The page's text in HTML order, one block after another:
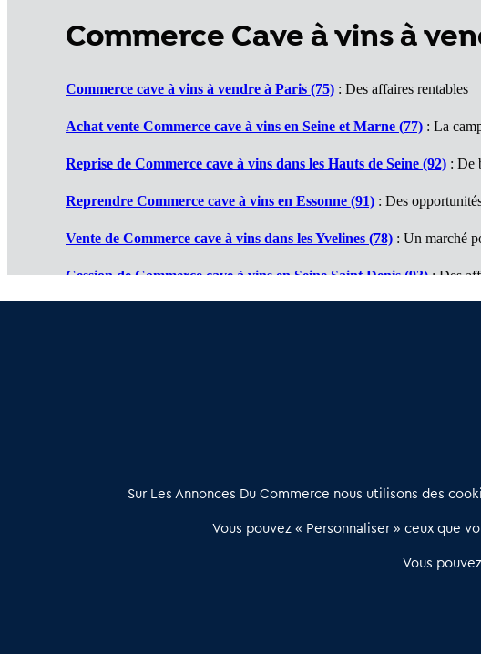
Commerce Cave à vins à
Commerce cave à vins à vendre à Paris (75) : Des affaires rentables
Achat vente Commerce cave à vins en Seine et Marne (77) : La
Reprise de Commerce cave à vins dans les Hauts de Seine (92) : De
Reprendre Commerce cave à vins en Essonne (91) : Des
Vente de Commerce cave à vins dans les Yvelines (78) : Un marché
Cession de Commerce cave à vins en Seine Saint Denis (93): Des
relation qualifiée conçu pour les acteurs de l’immobilier commercial
02 54 56
Notre
Offres Pro
Qui
Sur Les Annonces Du Commerce nous utilisons des
Vous pouvez « Personnaliser » ceux que
Vous